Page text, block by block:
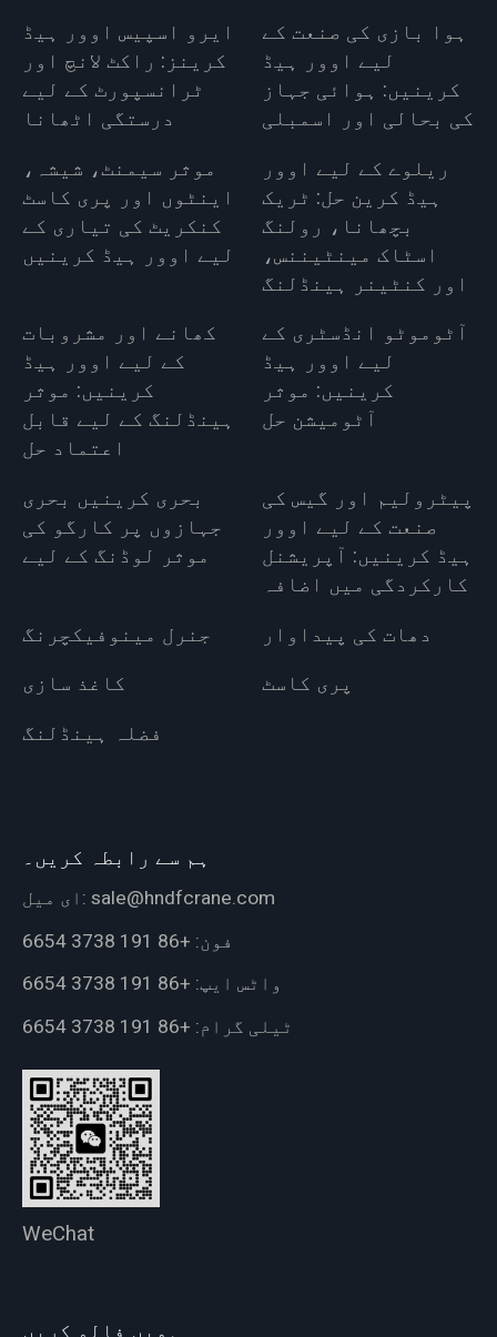
ایرو اسپیس اوور ہیڈ
کرینز: راکٹ لانچ اور
ٹرانسپورٹ کے لیے
درستگی اٹھانا
ہوا بازی کی صنعت کے
لیے اوور ہیڈ
کرینیں: ہوائی جہاز
کی بحالی اور اسمبلی
موثر سیمنٹ، شیشہ،
اینٹوں اور پری کاسٹ
کنکریٹ کی تیاری کے
لیے اوور ہیڈ کرینیں
ریلوے کے لیے اوور
ہیڈ کرین حل: ٹریک
بچھانا، رولنگ
اسٹاک مینٹیننس،
اور کنٹینر ہینڈلنگ
کھانے اور مشروبات
کے لیے اوور ہیڈ
کرینیں: موثر
ہینڈلنگ کے لیے قابل
اعتماد حل
آٹوموٹو انڈسٹری کے
لیے اوور ہیڈ
کرینیں: موثر
آٹومیشن حل
بحری کرینیں بحری
جہازوں پر کارگو کی
موثر لوڈنگ کے لیے
پیٹرولیم اور گیس کی
صنعت کے لیے اوور
ہیڈ کرینیں: آپریشنل
کارکردگی میں اضافہ
جنرل مینوفیکچرنگ
دھات کی پیداوار
کاغذ سازی
پری کاسٹ
فضلہ ہینڈلنگ
ہم سے رابطہ کریں۔
ای میل: sale@hndfcrane.com
فون: +86 191 3738 6654
واٹس ایپ: +86 191 3738 6654
ٹیلی گرام: +86 191 3738 6654
WeChat